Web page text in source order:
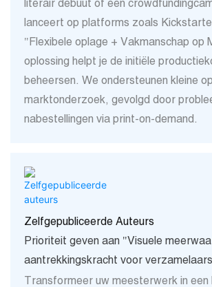
literair debuut of een
lanceert op platforms zoals
"Flexibele oplage + Vakmanschap op
oplossing helpt je de initiële
beheersen. We ondersteunen kleine
marktonderzoek, gevolgd door
nabestellingen via print-on-demand.
Zelfgepubliceerde Auteurs
Prioriteit geven aan "Visuele
aantrekkingskracht voor
Transformeer uw meesterwerk in een